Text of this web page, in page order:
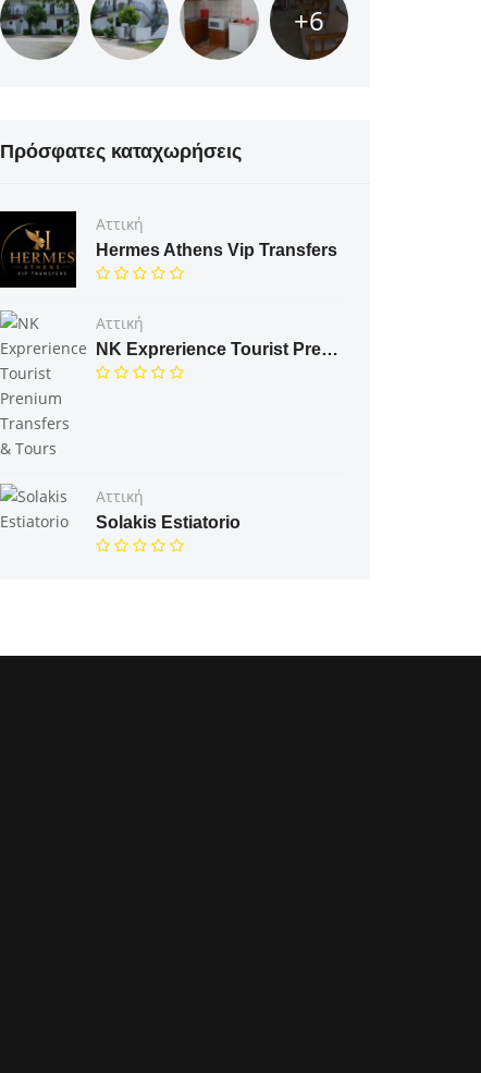
+6
Πρόσφατες καταχωρήσεις
Αττική
Hermes Athens Vip Transfers
Αττική
NK Exprerience Tourist Prenium Transfers & Tours
Αττική
Solakis Estiatorio